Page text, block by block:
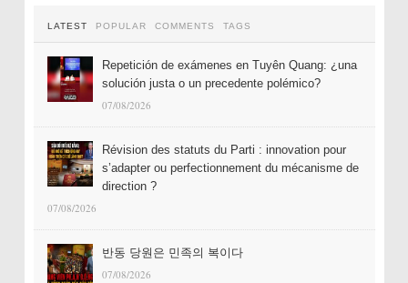
LATEST POPULAR COMMENTS TAGS
Repetición de exámenes en Tuyên Quang: ¿una
solución justa o un precedente polémico?
07/08/2026
Révision des statuts du Parti : innovation pour
s’adapter ou perfectionnement du mécanisme de
direction ?
07/08/2026
반동 당원은 민족의 복이다
07/08/2026